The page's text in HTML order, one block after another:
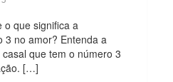
o que significa a
3 no amor? Entenda a
que tem o número 3
[…]